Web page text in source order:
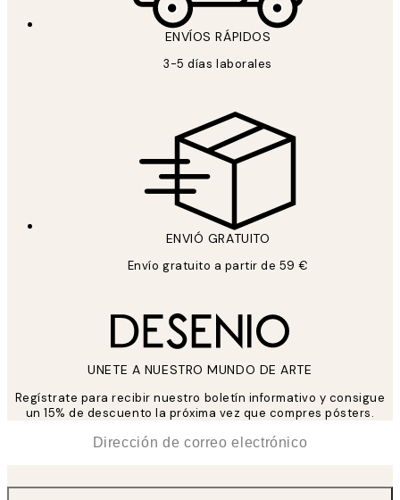
ENVÍOS RÁPIDOS
3-5 días laborales
ENVIÓ GRATUITO
Envío gratuito a partir de 59 €
UNETE A NUESTRO MUNDO DE ARTE
Regístrate para recibir nuestro boletín informativo y consigue
un 15% de descuento la próxima vez que compres pósters.